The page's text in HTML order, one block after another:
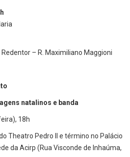
– R. Maximiliano Maggioni
natalinos e banda
18h
Theatro Pedro II e término no Palácio
da Acirp (Rua Visconde de Inhaúma,